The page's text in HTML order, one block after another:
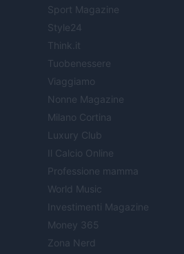
Sport Magazine
Style24
Think.it
Tuobenessere
Viaggiamo
Nonne Magazine
Milano Cortina
Luxury Club
Il Calcio Online
Professione mamma
World Music
Investimenti Magazine
Money 365
Zona Nerd